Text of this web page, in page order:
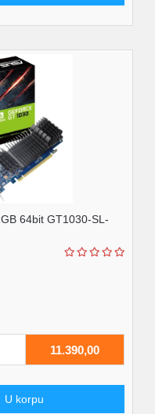
64bit GT1030-SL-
11.390,00
U korpu